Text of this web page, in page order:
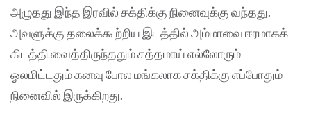
அழுதது இந்த இரவில் சக்திக்கு நினைவுக்கு வந்தது.
அவளுக்கு தலைக்கூற்றிய இடத்தில் அம்மாவை ஈரமாகக்
கிடத்தி வைத்திருந்ததும் சத்தமாய் எல்லோரும்
ஓலமிட்டதும் கனவு போல மங்கலாக சக்திக்கு எப்போதும்
நினைவில் இருக்கிறது.